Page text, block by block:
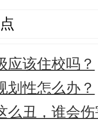
应该住校吗？
划性怎么办？
么丑，谁会